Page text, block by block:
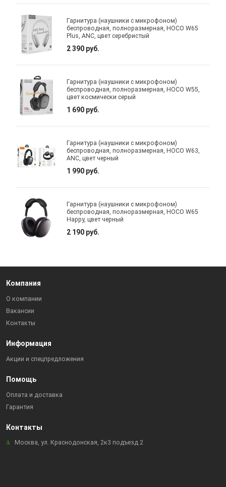
Гарнитура (наушники с микрофоном)
беспроводная, полноразмерная, HOCO W65
Plus, ANC, цвет серебристый
2 390 руб.
Гарнитура (наушники с микрофоном)
беспроводная, полноразмерная, HOCO W55,
цвет космически серый
1 690 руб.
Гарнитура (наушники с микрофоном)
беспроводная, полноразмерная, HOCO W63,
ANC, цвет черный
1 990 руб.
Гарнитура (наушники с микрофоном)
беспроводная, полноразмерная, HOCO W65
Happy, цвет черный
2 190 руб.
Компания
О компании
Вакансии
Контакты
Информация
Акции и спецпредложения
Помощь
Оплата и доставка
Гарантия
Контакты
Москва, ул. Краснодонская, 2к3 подъезд 2